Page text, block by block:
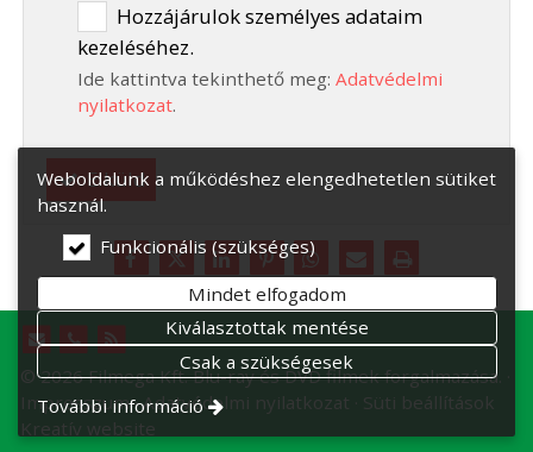
Hozzájárulok személyes adataim
kezeléséhez.
Ide kattintva tekinthető meg: Adatvédelmi
nyilatkozat.
Elküld
© 2026 Filmega Kft. Blu-ray és DVD filmek forgalmazása.
Impresszum Adatvédelmi nyilatkozat
Süti beállítások
Kreatív website
Weboldalunk a működéshez elengedhetetlen sütiket
használ.
Funkcionális (szükséges)
Mindet elfogadom
Kiválasztottak mentése
Csak a szükségesek
További információ